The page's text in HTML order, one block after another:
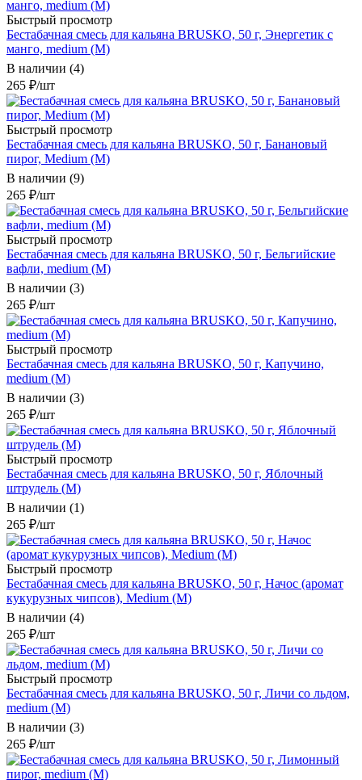
Быстрый просмотр
Бестабачная смесь для кальяна BRUSKO, 50 г, Энергетик с
манго, medium (М)
В наличии (4)
265 ₽/шт
Быстрый просмотр
Бестабачная смесь для кальяна BRUSKO, 50 г, Банановый
пирог, Medium (М)
В наличии (9)
265 ₽/шт
Быстрый просмотр
Бестабачная смесь для кальяна BRUSKO, 50 г, Бельгийские
вафли, medium (М)
В наличии (3)
265 ₽/шт
Быстрый просмотр
Бестабачная смесь для кальяна BRUSKO, 50 г, Капучино,
medium (М)
В наличии (3)
265 ₽/шт
Быстрый просмотр
Бестабачная смесь для кальяна BRUSKO, 50 г, Яблочный
штрудель (М)
В наличии (1)
265 ₽/шт
Быстрый просмотр
Бестабачная смесь для кальяна BRUSKO, 50 г, Начос (аромат
кукурузных чипсов), Medium (М)
В наличии (4)
265 ₽/шт
Быстрый просмотр
Бестабачная смесь для кальяна BRUSKO, 50 г, Личи со льдом,
medium (М)
В наличии (3)
265 ₽/шт